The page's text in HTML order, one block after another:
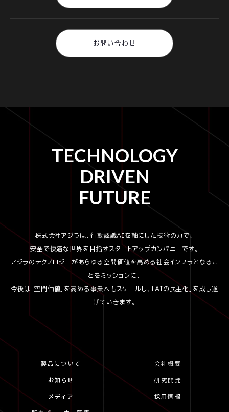
お問い合わせ
TECHNOLOGY
DRIVEN
FUTURE
株式会社アジラは、行動認識AIを軸にした技術の力で、
安全で快適な世界を目指すスタートアップカンパニーです。
アジラのテクノロジーがあらゆる空間価値を高める社会インフラとなるこ
とをミッションに、
今後は「空間価値」を高める事業へもスケールし、「AIの民主化」を成し遂
げていきます。
製品について 会社概要
お知らせ 研究開発
メディア 採用情報